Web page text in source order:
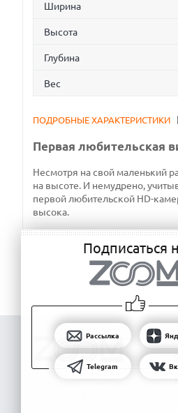
Ширина
Высота
Глубина
Вес
ПОДРОБНЫЕ ХАРАКТЕРИСТИКИ
Первая любительская
Несмотря на свой маленький
на высоте. И немудрено,
первой любительской HD-
высока.
Подписаться
Рассылка
Telegram